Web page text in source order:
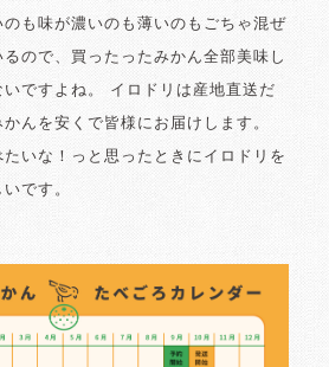
のも味が濃いのも薄いのもごちゃ混ぜ
ので、買ったったみかん全部美味し
ですよね。 イロドリは産地直送だ
んを安くで皆様にお届けします。
いな！っと思ったときにイロドリを
です。